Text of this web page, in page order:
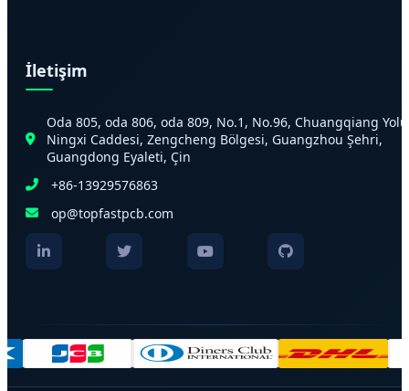
İletişim
Oda 805, oda 806, oda 809, No.1, No.96, Chuangqiang
Ningxi Caddesi, Zengcheng Bölgesi, Guangzhou Şehri,
Guangdong Eyaleti, Çin
+86-13929576863
op@topfastpcb.com